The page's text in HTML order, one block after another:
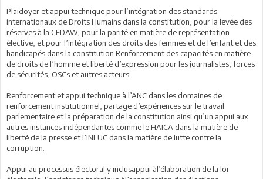
Plaidoyer et appui technique pour l’intégration des standards
internationaux de Droits Humains dans la constitution, pour la levée des
réserves à la CEDAW, pour la parité en matière de représentation
élective, et pour l’intégration des droits des femmes et de l’enfant et des
handicapés dans la constitution.Renforcement des capacités en matière
de droits de l’homme et liberté d’expression pour les journalistes, forces
de sécurités, OSCs et autres acteurs.
Renforcement et appui technique à l’ANC dans les domaines de
renforcement institutionnel, partage d’expériences sur le travail
parlementaire et la préparation de la constitution ainsi qu’un appui aux
autres instances indépendantes comme le HAICA dans la matière de
liberté de la presse et l’INLUC dans la matière de lutte contre la
corruption.
Appui au processus électoral y inclusappui àl’élaboration de la loi